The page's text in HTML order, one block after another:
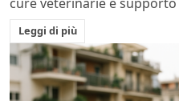
Leggi di più